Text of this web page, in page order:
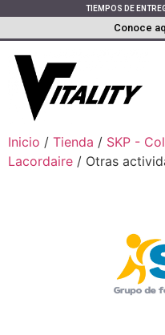
TIEMPOS DE
Conoce
Inicio / Tienda / SKP -
Lacordaire / Otras